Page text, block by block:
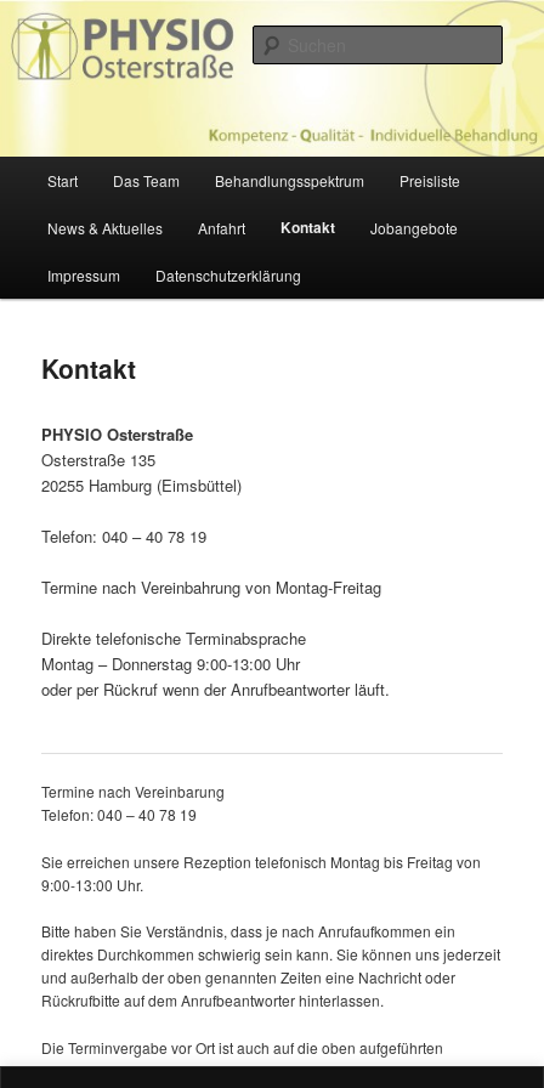
Zum
primären
Inhalt
Physiotherapie in Hamburg
Start Das Team Behandlungsspektrum Preisliste
News & Aktuelles Anfahrt Kontakt Jobangebote
Impressum Datenschutzerklärung
Kontakt
PHYSIO Osterstraße
Osterstraße 135
20255 Hamburg (Eimsbüttel)
Telefon: 040 – 40 78 19
Termine nach Vereinbahrung von Montag-Freitag
Direkte telefonische Terminabsprache
Montag – Donnerstag 9:00-13:00 Uhr
oder per Rückruf wenn der Anrufbeantworter läuft.
Termine nach Vereinbarung
Telefon: 040 – 40 78 19
Sie erreichen unsere Rezeption telefonisch Montag bis Freitag von
9:00-13:00 Uhr.
Bitte haben Sie Verständnis, dass je nach Anrufaufkommen ein
direktes Durchkommen schwierig sein kann. Sie können uns jederzeit
und außerhalb der oben genannten Zeiten eine Nachricht oder
Rückrufbitte auf dem Anrufbeantworter hinterlassen.
Die Terminvergabe vor Ort ist auch auf die oben aufgeführten
Sprechzeiten begrenzt ist um Unterbrechungen von